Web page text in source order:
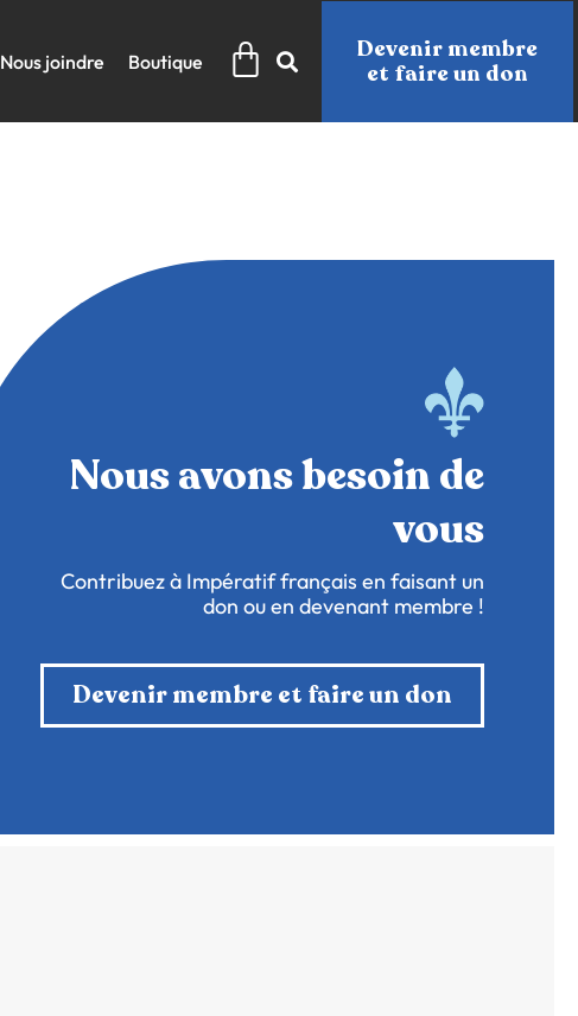
Nous joindre Boutique Panier
Devenir membre
et faire un don
Nous avons besoin de
vous
Contribuez à Impératif français en faisant un
don ou en devenant membre !
Devenir membre et faire un don